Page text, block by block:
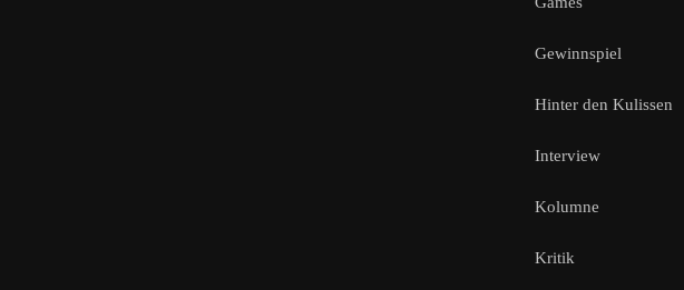
Gewinnspiel
Hinter den Kulissen
Interview
Kolumne
Kritik